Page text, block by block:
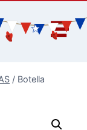
/ Botella